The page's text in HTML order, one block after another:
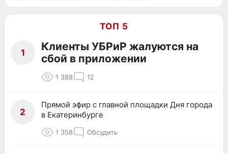
ТОП 5
1
Клиенты УБРиР жалуются на
сбой в приложении
1 388 12
2
Прямой эфир с главной площадки Дня города
в Екатеринбурге
1 358 Обсудить